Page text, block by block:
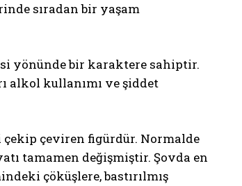
sıradan bir yaşam
yönünde bir karaktere sahiptir.
alkol kullanımı ve şiddet
çeviren figürdür. Normalde
tamamen değişmiştir. Şovda en
çöküşlere, bastırılmış